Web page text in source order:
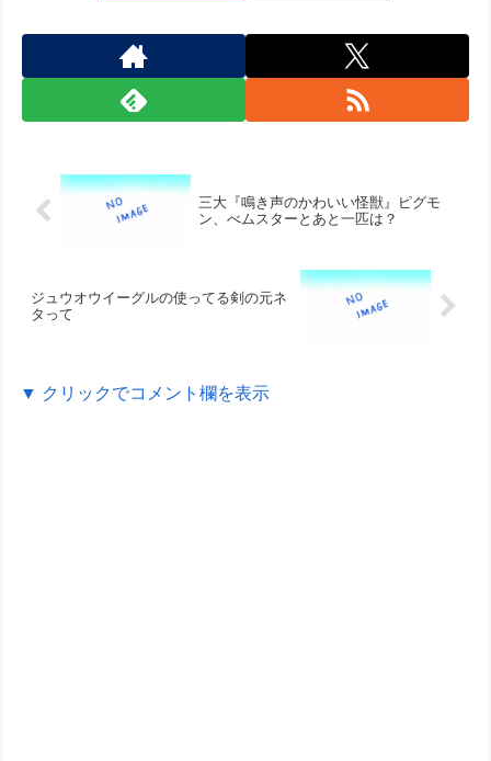
三大『鳴き声のかわいい怪獣』ピグモ
ン、べムスターとあと一匹は？
ジュウオウイーグルの使ってる剣の元ネ
タって
▼ クリックでコメント欄を表示